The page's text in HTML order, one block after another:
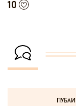
10